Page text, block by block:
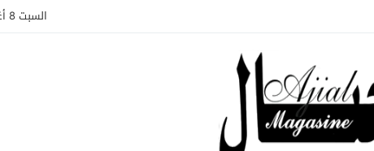
السبت 8 أغسطس 2026 - 6:48 صباحًا